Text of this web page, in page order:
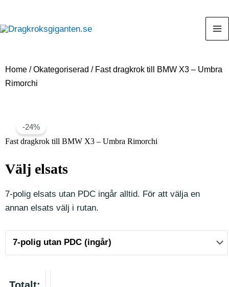
Home /Okategoriserad / Fast dragkrok till BMW X3 – Umbra
Rimorchi
-24%
Fast dragkrok till BMW X3 – Umbra Rimorchi
Välj elsats
7-polig elsats utan PDC ingår alltid. För att välja en
annan elsats välj i rutan.